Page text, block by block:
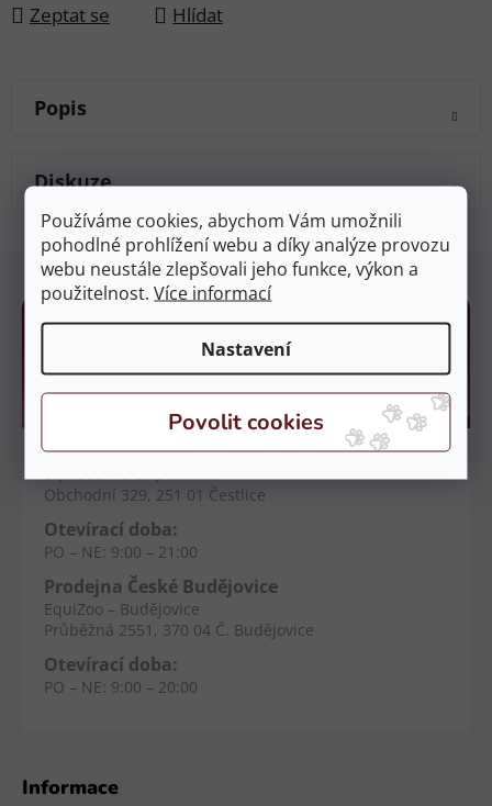
Používáme cookies, abychom Vám umožnili
pohodlné prohlížení webu a díky analýze provozu
webu neustále zlepšovali jeho funkce, výkon a
použitelnost.Více informací
Nastavení
Zeptat se Hlídat
Popis
Diskuze
Informace
Kamenné prodejny
Prodejna Čestlice
Obchodní 329, 251 01 Čestlice
Otevírací doba:
PO – NE: 9:00 – 21:00
Prodejna České Budějovice
EquiZoo – Budějovice
Průběžná 2551, 370 04 Č. Budějovice
Otevírací doba:
PO – NE: 9:00 – 20:00